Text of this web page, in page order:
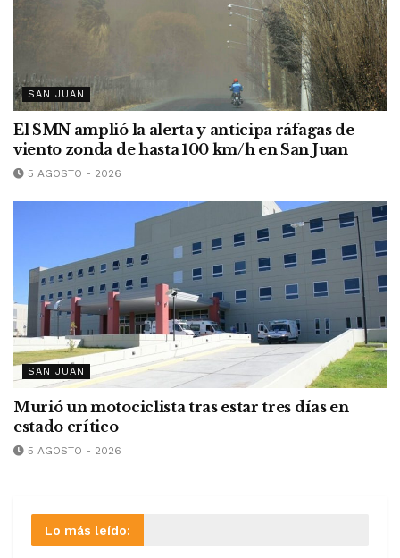
SAN JUAN
El SMN amplió la alerta y anticipa ráfagas de
viento zonda de hasta 100 km/h en San Juan
5 AGOSTO - 2026
SAN JUAN
Murió un motociclista tras estar tres días en
estado crítico
5 AGOSTO - 2026
Lo más leído: